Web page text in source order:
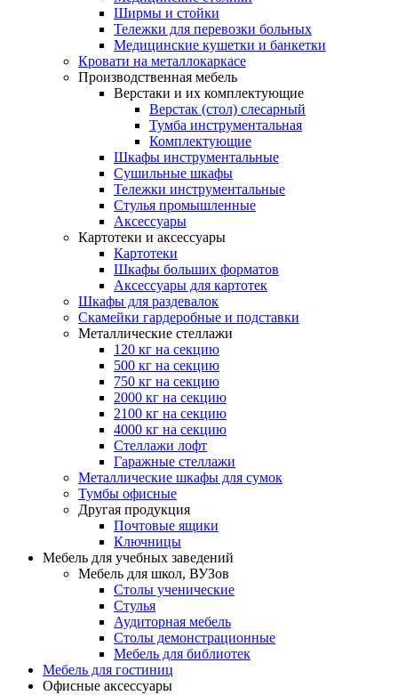
Ширмы и стойки
Тележки для перевозки больных
Медицинские кушетки и банкетки
Кровати на металлокаркасе
Производственная мебель
Верстаки и их комплектующие
Верстак (стол) слесарный
Тумба инструментальная
Комплектующие
Шкафы инструментальные
Сушильные шкафы
Тележки инструментальные
Стулья промышленные
Аксессуары
Картотеки и аксессуары
Картотеки
Шкафы больших форматов
Аксессуары для картотек
Шкафы для раздевалок
Скамейки гардеробные и подставки
Металлические стеллажи
120 кг на секцию
500 кг на секцию
750 кг на секцию
2000 кг на секцию
2100 кг на секцию
4000 кг на секцию
Стеллажи лофт
Гаражные стеллажи
Металлические шкафы для сумок
Тумбы офисные
Другая продукция
Почтовые ящики
Ключницы
Мебель для учебных заведений
Мебель для школ, ВУЗов
Столы ученические
Стулья
Аудиторная мебель
Столы демонстрационные
Мебель для библиотек
Мебель для гостиниц
Офисные аксессуары